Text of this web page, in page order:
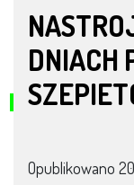
DNIACH
Opublikowano